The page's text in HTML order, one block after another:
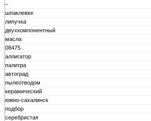
–
шпаклевке
липучка
двухкомпонентный
масла
08475
аллигатор
палитра
автоград
пылеотводом
керамический
южно-сахалинск
подбор
серебристая